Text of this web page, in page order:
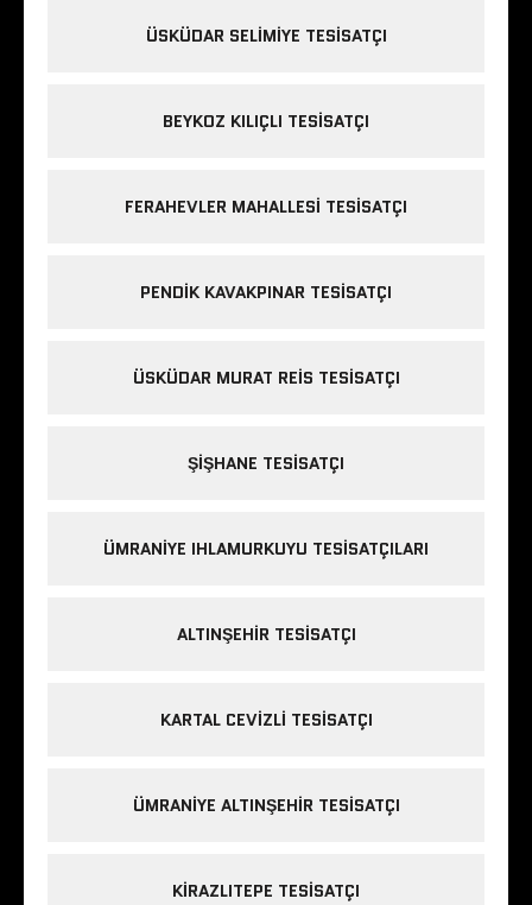
ÜSKÜDAR SELIMIYE TESISATÇI
BEYKOZ KILIÇLI TESISATÇI
FERAHEVLER MAHALLESI TESISATÇI
PENDIK KAVAKPINAR TESISATÇI
ÜSKÜDAR MURAT REIS TESISATÇI
ŞIŞHANE TESISATÇI
ÜMRANIYE IHLAMURKUYU TESISATÇILARI
ALTINŞEHIR TESISATÇI
KARTAL CEVIZLI TESISATÇI
ÜMRANIYE ALTINŞEHIR TESISATÇI
KIRAZLITEPE TESISATÇI